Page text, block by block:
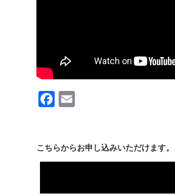
F
e
b
こちらからお申し込みいただけます。